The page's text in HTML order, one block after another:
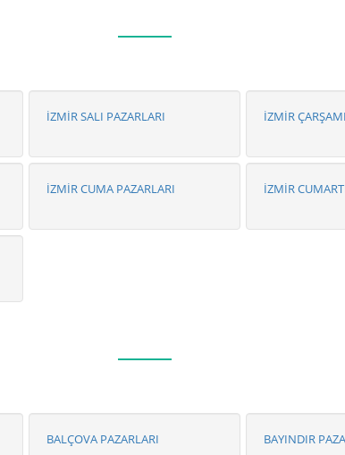
İZMİR SALI PAZARLARI İZMİR
İZMİR CUMA PAZARLARI İZMİR
BALÇOVA PAZARLARI BAYINDIR